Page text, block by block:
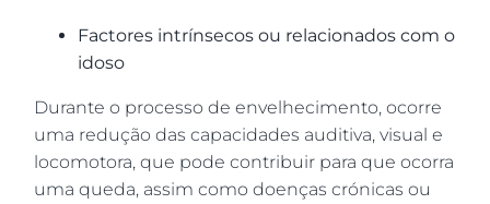
Factores intrínsecos ou relacionados com o
idoso
Durante o processo de envelhecimento, ocorre
uma redução das capacidades auditiva, visual e
locomotora, que pode contribuir para que ocorra
uma queda, assim como doenças crónicas ou